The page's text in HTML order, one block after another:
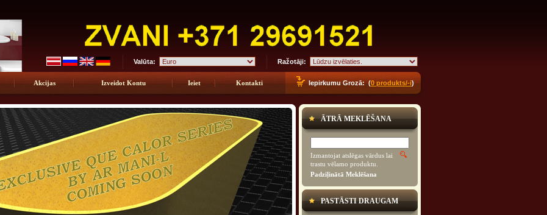
Valūta: Ražotāji:
Akcijas Izveidot Kontu Ieiet Kontakti Iepirkumu Grozā: (0 produkts/-i)
ĀTRĀ MEKLĒŠANA
Izmantojat atslēgas vārdus lai
trastu vēlamo produktu.
Padziļinātā Meklēšana
PASTĀSTI DRAUGAM